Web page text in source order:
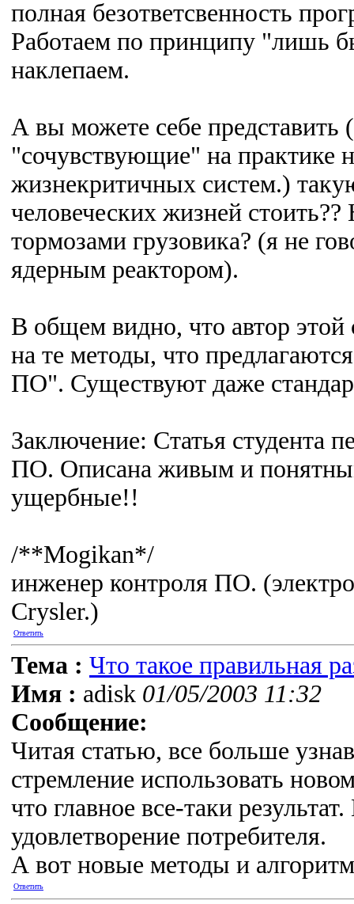
полная безответсвенность
Работаем по принципу "лишь
наклепаем.
А вы можете себе представить
"сочувствующие" на практике
жизнекритичных систем.)
человеческих жизней
тормозами грузовика? (я не
ядерным реактором).
В общем видно, что автор этой
на те методы, что
ПО". Существуют даже
Заключение: Статья студента
ПО. Описана живым и
ущербные!!
/**Mogikan*/
инженер контроля ПО.
Crysler.)
Ответить
Тема : Что такое правильная
Имя : adisk 01/05/2003 11:32
Сообщение:
Читая статью, все больше
стремление использовать
что главное все-таки
удовлетворение потребителя.
А вот новые методы и
Ответить